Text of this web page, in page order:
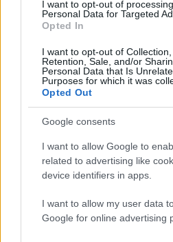
I want to opt-out of
Personal Data for Targeted
Opted In
I want to opt-out of Collection,
Retention, Sale, and/or
Personal Data that Is
Purposes for which it was
Opted Out
Google consents
I want to allow Google to
related to advertising like
device identifiers in apps.
I want to allow my user data
Google for online advertising